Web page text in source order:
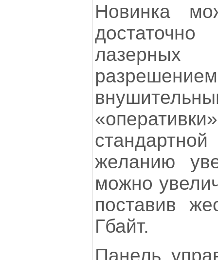
Новинка
желанию
можно
поставив
Гбайт.
Панель